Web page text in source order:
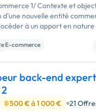
1/ Contexte et
d'une nouvelle entité
à un apport en nature
sous Magento
…
E-commerce
back-end expert
500 € à 1 000 € 21